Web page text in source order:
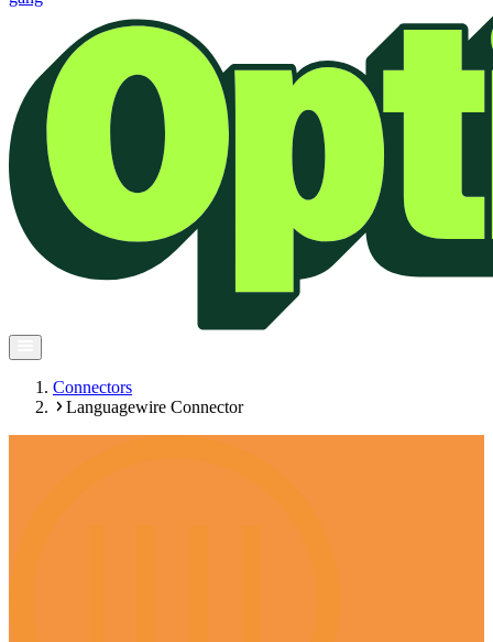
Connectors
Languagewire Connector